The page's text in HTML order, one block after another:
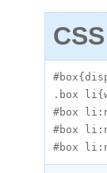
.box
#box
#box
#box